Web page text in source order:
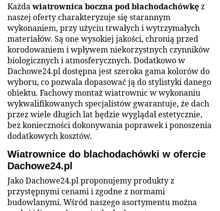
Każdawiatrownica boczna pod blachodachówkęz
naszej oferty charakteryzuje się starannym
wykonaniem, przy użyciu trwałych i wytrzymałych
materiałów. Są one wysokiej jakości, chronią przed
korodowaniem i wpływem niekorzystnych czynników
biologicznych i atmosferycznych. Dodatkowo w
Dachowe24.pl dostępna jest szeroka gama kolorów do
wyboru, co pozwala dopasować ją do stylistyki danego
obiektu. Fachowy montaż wiatrownic w wykonaniu
wykwalifikowanych specjalistów gwarantuje, że dach
przez wiele długich lat będzie wyglądał estetycznie,
bez konieczności dokonywania poprawek i ponoszenia
dodatkowych kosztów.
Wiatrownice do blachodachówki w ofercie
Dachowe24.pl
Jako Dachowe24.pl proponujemy produkty z
przystępnymi cenami i zgodne z normami
budowlanymi. Wśród naszego asortymentu można